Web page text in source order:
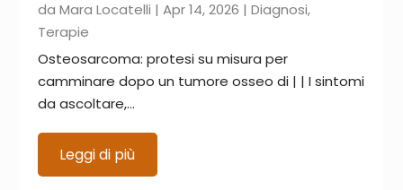
daMara Locatelli |Apr 14, 2026 |Diagnosi,
Terapie
Osteosarcoma: protesi su misura per
camminare dopo un tumore osseo di | | I sintomi
da ascoltare,...
Leggi di più